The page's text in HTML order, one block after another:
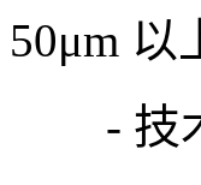
50μm 以
- 技术